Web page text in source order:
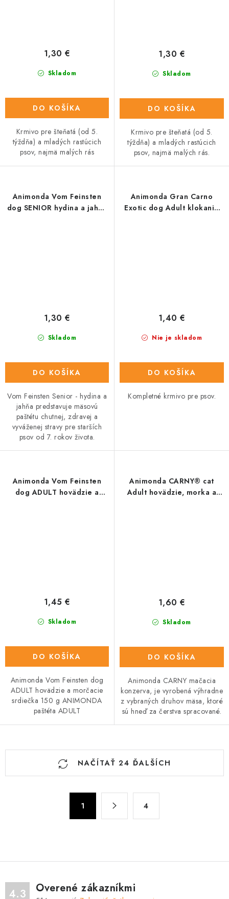
Skladom
1,30 €
DO KOŠÍKA
Krmivo pre šteňatá (od 5.
týždňa) a mladých rastúcich
psov, najmä malých rás
Skladom
1,30 €
DO KOŠÍKA
Krmivo pre šteňatá (od 5.
týždňa) a mladých rastúcich
psov, najmä malých rás.
Animonda Vom Feinsten
dog SENIOR hydina a jahňa
Skladom
1,30 €
DO KOŠÍKA
Vom Feinsten Senior - hydina a
jahňa predstavuje mäsovú
paštétu chutnej, zdravej a
vyváženej stravy pre starších
psov od 7. rokov života.
Animonda Gran Carno
Exotic dog Adult klokanie
Nie je skladom
1,40 €
DO KOŠÍKA
Kompletné krmivo pre psov.
Animonda Vom Feinsten
dog ADULT hovädzie a
Skladom
1,45 €
DO KOŠÍKA
Animonda Vom Feinsten dog
ADULT hovädzie a morčacie
srdiečka 150 g ANIMONDA
paštéta ADULT
Animonda CARNY® cat
Adult hovädzie, morka a
Skladom
1,60 €
DO KOŠÍKA
Animonda CARNY mačacia
konzerva, je vyrobená výhradne
z vybraných druhov mäsa, ktoré
sú hneď za čerstva spracované.
O
e
NAČÍTAŤ 24 ĎALŠÍCH
k
v
1 4
4.3 Overené zákazníkmi